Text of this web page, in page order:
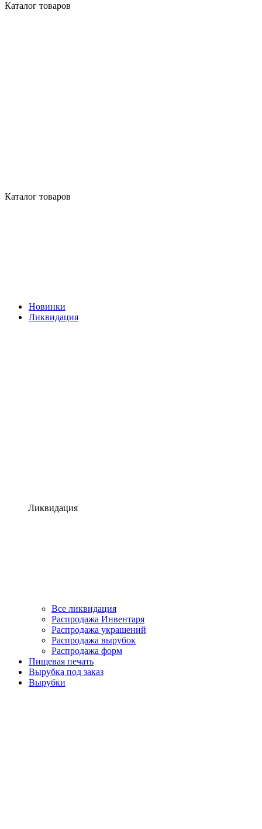
Каталог товаров
Каталог товаров
Новинки
Ликвидация
Ликвидация
Все ликвидация
Распродажа Инвентаря
Распродажа украшений
Распродажа вырубок
Распродажа форм
Пищевая печать
Вырубка под заказ
Вырубки